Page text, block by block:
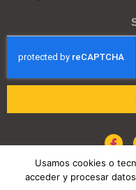
Usamos cookies o
acceder y procesar